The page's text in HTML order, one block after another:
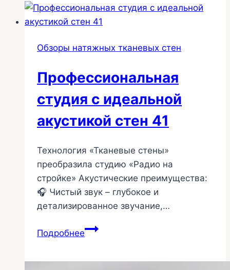
натяжных
тихих
43
Обзоры натяжных тканевых стен
Профессиональная
студия с идеальной
акустикой стен 41
Технология «Тканевые стены»
преобразила студию «Радио на
стройке» Акустические преимущества:
🎧 Чистый звук – глубокое и
детализированное звучание,…
ПодробнееПрофессиональная